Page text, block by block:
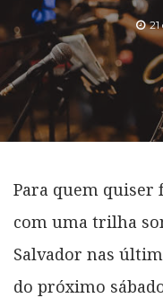
Para quem quiser
com uma trilha
Salvador nas
do próximo